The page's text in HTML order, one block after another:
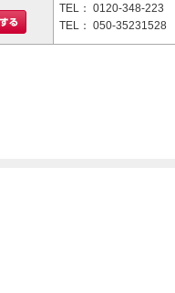
TEL： 0120-348-223
TEL： 050-35231528